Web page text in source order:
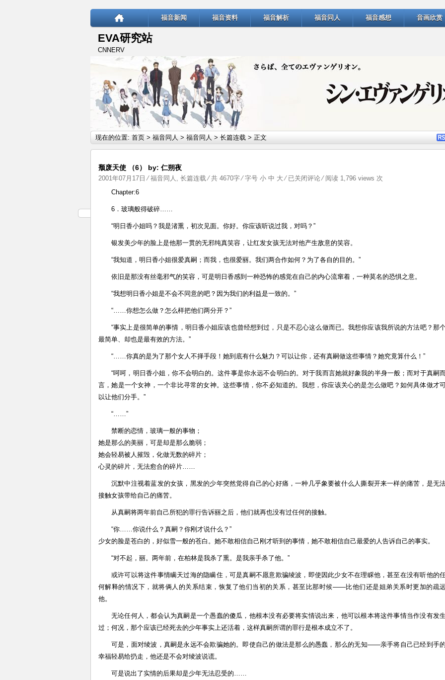
福音新闻 福音资料 福音解析 福音同人 福音感想 音画欣赏
EVA研究站
CNNERV
现在的位置: 首页 > 福音同人 > 福音同人 > 长篇连载 > 正文
颓废天使 （6） by: 仁朔夜
2001年07月17日 ⁄福音同人 , 长篇连载⁄ 共 4670字 ⁄ 字号 小 中 大 ⁄ 颓
（6）
仁
夜
已关闭评论⁄ 阅读 1,796 views 次
Chapter:6
6．玻璃般得破碎……
“明日香小姐吗？我是渚熏，初次见面。你好。你应该听说过我，对吗？”
银发美少年的脸上是他那一贯的无邪纯真笑容，让红发女孩无法对他产生敌意的笑容。
“我知道，明日香小姐很爱真嗣；而我，也很爱丽。我们两合作如何？为了各自的目的。”
依旧是那没有丝毫邪气的笑容，可是明日香感到一种恐怖的感觉在自己的内心流窜着，一种莫名的恐惧之意。
“我想明日香小姐是不会不同意的吧？因为我们的利益是一致的。”
“……你想怎么做？怎么样把他们两分开？”
“事实上是很简单的事情，明日香小姐应该也曾经想到过，只是不忍心这么做而已。我想你应该我所说的方法吧？那
最简单、却也是最有效的方法。”
“……你真的是为了那个女人不择手段！她到底有什么魅力？可以让你，还有真嗣做这些事情？她究竟算什么！”
“呵呵，明日香小姐，你不会明白的。这件事是你永远不会明白的。对于我而言她就好象我的半身一般；而对于真嗣
言，她是一个女神，一个非比寻常的女神。这些事情，你不必知道的。我想，你应该关心的是怎么做吧？如何具体做才
以让他们分手。”
“……”
禁断的恋情，玻璃一般的事物；
她是那么的美丽，可是却是那么脆弱；
她会轻易被人摧毁，化做无数的碎片；
心灵的碎片，无法愈合的碎片……
沉默中注视着蓝发的女孩，黑发的少年突然觉得自己的心好痛，一种几乎象要被什么人撕裂开来一样的痛苦，是无
接触女孩带给自己的痛苦。
从真嗣将两年前自己所犯的罪行告诉丽之后，他们就再也没有过任何的接触。
“你……你说什么？真嗣？你刚才说什么？”
少女的脸是苍白的，好似雪一般的苍白。她不敢相信自己刚才听到的事情，她不敢相信自己最爱的人告诉自己的事实。
“对不起，丽。两年前，在柏林是我杀了熏。是我亲手杀了他。”
或许可以将这件事情瞒天过海的隐瞒住，可是真嗣不愿意欺骗绫波，即使因此少女不在理睬他，甚至在没有听他的
何解释的情况下，就将俩人的关系结束，恢复了他们当初的关系，甚至比那时候——比他们还是姐弟关系时更加的疏
他。
无论任何人，都会认为真嗣是一个愚蠢的傻瓜，他根本没有必要将实情说出来，他可以根本将这件事情当作没有发生
过；何况，那个应该已经死去的少年事实上还活着，这样真嗣所谓的罪行是根本成立不了。
可是，面对绫波，真嗣是永远不会欺骗她的。即使自己的做法是那么的愚蠢，那么的无知——亲手将自己已经到手的
幸福轻易给扔走，他还是不会对绫波说谎。
可是说出了实情的后果却是少年无法忍受的……